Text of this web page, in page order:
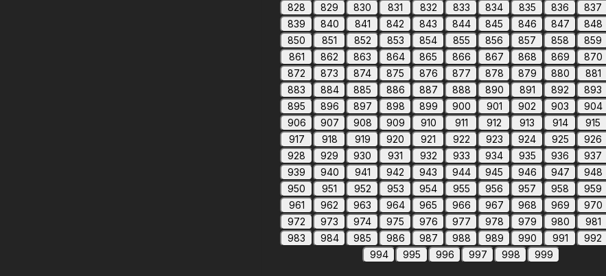
828
829 830 831 832 833 834 835 836 837
839
840 841 842 843 844 845 846 847 848
850
851 852 853 854 855 856 857 858 859
861
862 863 864 865 866 867 868 869 870
872
873 874 875 876 877 878 879 880 881
883
884 885 886 887 888 890 891 892 893
895
896 897 898 899 900 901 902 903 904
906
907 908 909 910 911 912 913 914 915
917
918 919 920 921 922 923 924 925 926
928
929 930 931 932 933 934 935 936 937
939
940 941 942 943 944 945 946 947 948
950
951 952 953 954 955 956 957 958 959
961
962 963 964 965 966 967 968 969 970
972
973 974 975 976 977 978 979 980 981
983
984 985 986 987 988 989 990 991 992
994
995 996 997 998 999